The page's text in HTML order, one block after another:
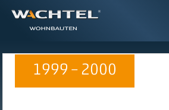
1999 – 2000